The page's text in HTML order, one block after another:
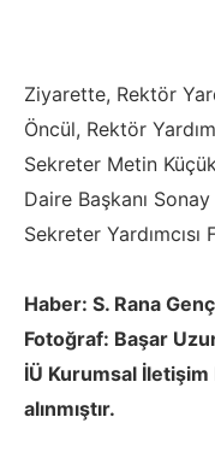
Ziyarette, Rektör
Öncül, Rektör
Sekreter Metin
Daire Başkanı
Sekreter
Haber: S. Rana Genç
Fotoğraf: Başar
İÜ Kurumsal
alınmıştır.